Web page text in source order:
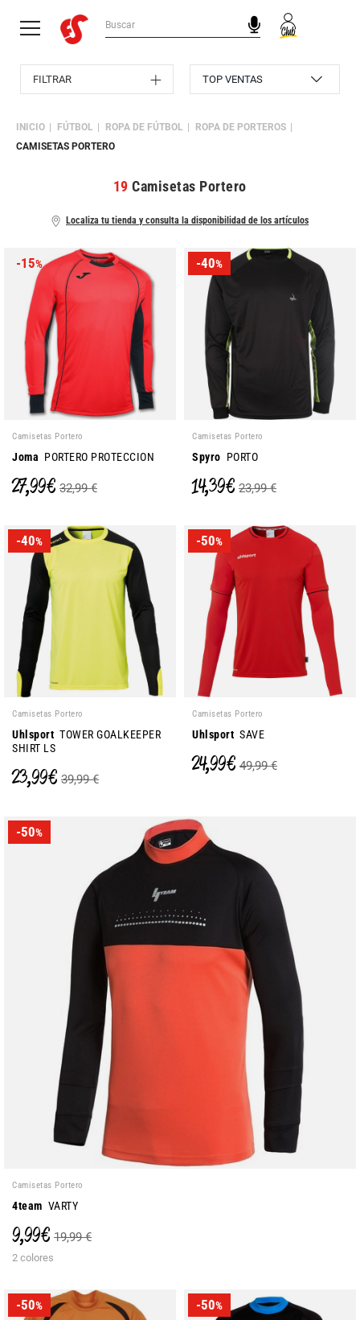
INICIO FÚTBOL ROPA DE FÚTBOL
ROPA DE PORTEROS
CAMISETAS PORTERO
Localiza tu tienda y consulta la disponibilidad de los artículos
19 Camisetas Portero
-15%
Camisetas Portero
Joma PORTERO PROTECCION
27,99 € 32,99 €
-40%
Camisetas Portero
Spyro PORTO
14,39 € 23,99 €
-40%
Camisetas Portero
Uhlsport TOWER GOALKEEPER
SHIRT LS
23,99 € 39,99 €
-50%
Camisetas Portero
Uhlsport SAVE
24,99 € 49,99 €
-50%
Camisetas Portero
4team VARTY
9,99 € 19,99 €
2 colores
-50% -50%
FILTRAR